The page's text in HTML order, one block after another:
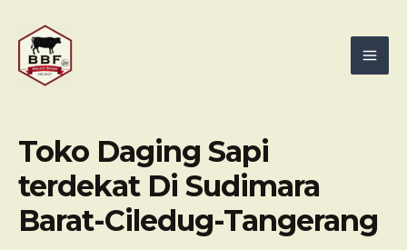
content
Toko Daging Sapi
terdekat Di Sudimara
Barat-Ciledug-Tangerang